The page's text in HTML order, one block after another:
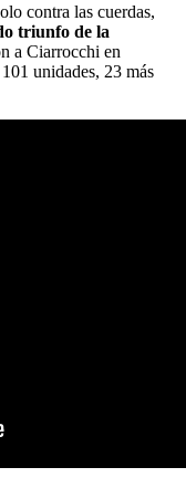
contra las cuerdas,
triunfo de la
a Ciarrocchi en
unidades, 23 más